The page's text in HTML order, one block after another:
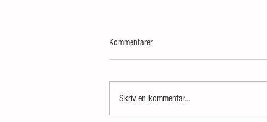
Áfangar 9, 17 og svo koma jól
Kommentarer
Skriv en kommentar...